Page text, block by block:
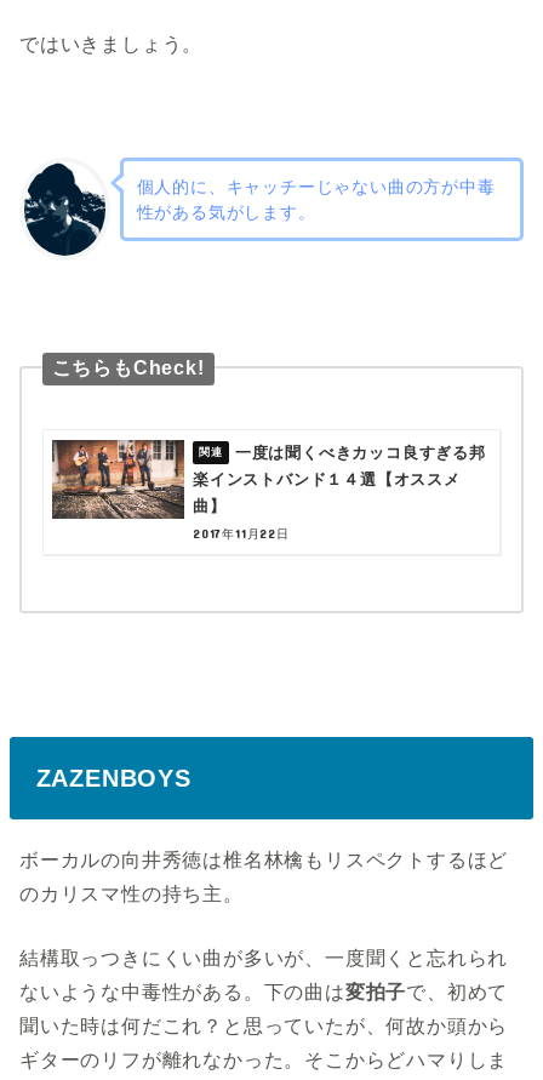
ではいきましょう。
個人的に、キャッチーじゃない曲の方が中毒
性がある気がします。
こちらもCheck!
一度は聞くべきカッコ良すぎる邦
楽インストバンド１４選【オススメ
曲】
2017年11月22日
ZAZENBOYS
ボーカルの向井秀徳は椎名林檎もリスペクトするほど
のカリスマ性の持ち主。
結構取っつきにくい曲が多いが、一度聞くと忘れられ
ないような中毒性がある。下の曲は変拍子で、初めて
聞いた時は何だこれ？と思っていたが、何故か頭から
ギターのリフが離れなかった。そこからどハマりしま